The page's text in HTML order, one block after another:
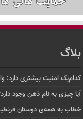
بلاگ
کدام‌یک امنیت بیشتری دارد:
آیا چیزی به نام ذهن وجود
خطاب به همه‌ی دوستان